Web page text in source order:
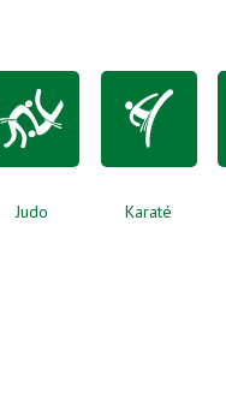
Judo Karaté